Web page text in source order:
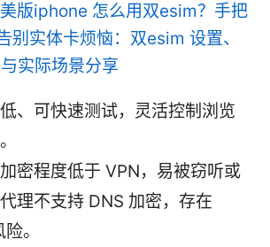
美版iphone 怎么用双esim？手把
别实体卡烦恼：双esim 设置、
实际场景分享
、可快速测试，灵活控制浏览
密程度低于 VPN，易被窃听或
理不支持 DNS 加密，存在
。